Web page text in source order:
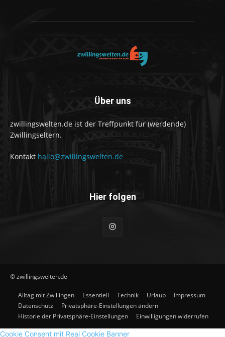
Über uns
zwillingswelten.de ist der Treffpunkt für (werdende)
Zwillingseltern.
Kontakt hallo@zwillingswelten.de
Hier folgen
© zwillingswelten.de
Alltag mit Zwillingen Essentiell Technik Urlaub
Impressum
Datenschutz
Privatsphäre-Einstellungen ändern
Historie der Privatsphäre-Einstellungen
Einwilligungen widerrufen
Cookie Consent mit Real Cookie Banner